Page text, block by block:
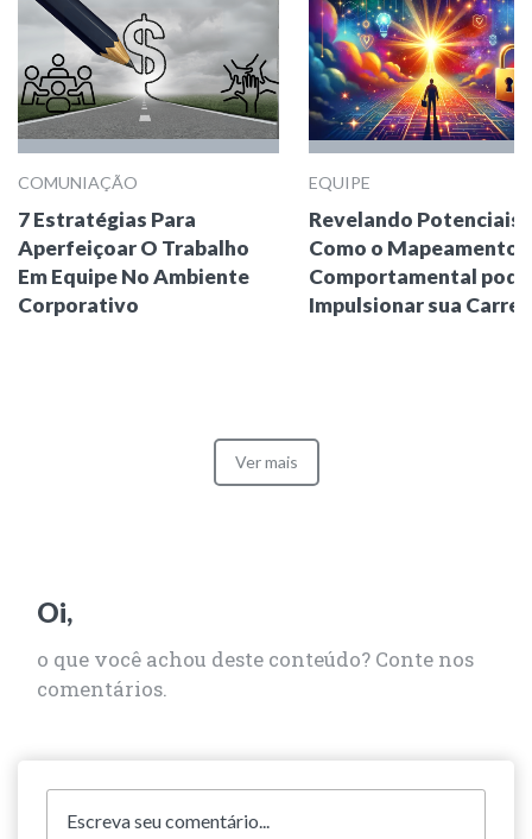
COMUNIAÇÃO
7 Estratégias Para
Aperfeiçoar O Trabalho
Em Equipe No Ambiente
Corporativo
EQUIPE
Revelando Potenciais:
Como o Mapeamento
Comportamental pode
Impulsionar sua
Ver mais
Oi,
o que você achou deste conteúdo? Conte nos
comentários.